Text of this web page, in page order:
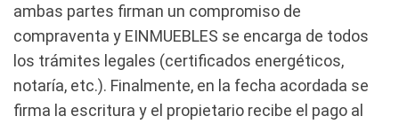
ambas partes firman un compromiso de
compraventa y EINMUEBLES se encarga de todos
los trámites legales (certificados energéticos,
notaría, etc.). Finalmente, en la fecha acordada se
firma la escritura y el propietario recibe el pago al